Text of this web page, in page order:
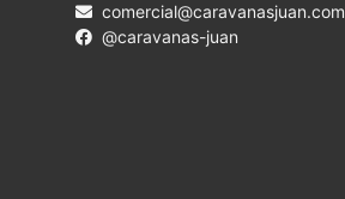
comercial@caravanasjuan.com
@caravanas-juan